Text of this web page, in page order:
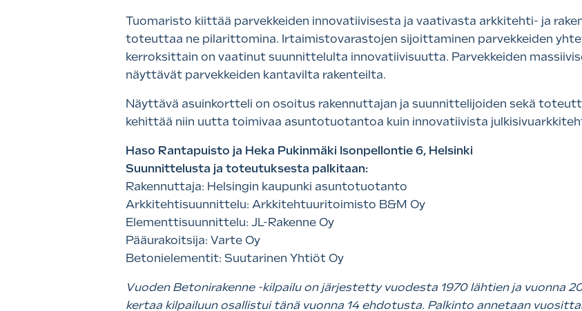
Tuomaristo kiittää parvekkeiden innovatiivisesta ja vaativasta arkkitehti- ja
toteuttaa ne pilarittomina. Irtaimistovarastojen sijoittaminen parvekkeiden
kerroksittain on vaatinut suunnittelulta innovatiivisuutta. Parvekkeiden
näyttävät parvekkeiden kantavilta rakenteilta.
Näyttävä asuinkortteli on osoitus rakennuttajan ja suunnittelijoiden sekä
kehittää niin uutta toimivaa asuntotuotantoa kuin innovatiivista
Haso Rantapuisto ja Heka Pukinmäki Isonpellontie 6, Helsinki
Suunnittelusta ja toteutuksesta palkitaan:
Rakennuttaja: Helsingin kaupunki asuntotuotanto
Arkkitehtisuunnittelu: Arkkitehtuuritoimisto B&M Oy
Elementtisuunnittelu: JL-Rakenne Oy
Pääurakoitsija: Varte Oy
Betonielementit: Suutarinen Yhtiöt Oy
Vuoden Betonirakenne -kilpailu on järjestetty vuodesta 1970 lähtien ja vuonna
kertaa kilpailuun osallistui tänä vuonna 14 ehdotusta. Palkinto annetaan